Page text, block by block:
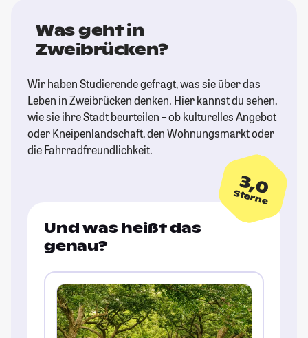
Was geht in
Zweibrücken?
Wir haben Studierende gefragt, was sie über das
Leben in Zweibrücken denken. Hier kannst du sehen,
wie sie ihre Stadt beurteilen – ob kulturelles Angebot
oder Kneipenlandschaft, den Wohnungsmarkt oder
die Fahrradfreundlichkeit.
3,0
Sterne
Und was heißt das
genau?